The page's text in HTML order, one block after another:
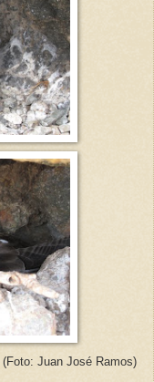
(Foto: Juan José Ramos)